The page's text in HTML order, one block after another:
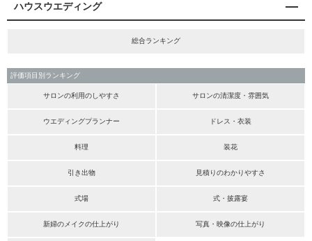
ハウスウエディング
総合ランキング
評価項目別ランキング
サロンの利用のしやすさ サロンの清潔度・雰囲気
ウエディングプランナー ドレス・衣装
料理 装花
引き出物 見積りのわかりやすさ
式場 式・披露宴
新婦のメイクの仕上がり 写真・映像の仕上がり